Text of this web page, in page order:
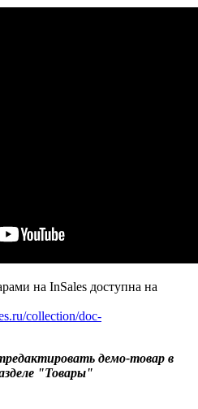
на InSales доступна на
collection/doc-
демо-товар в
"Товары"